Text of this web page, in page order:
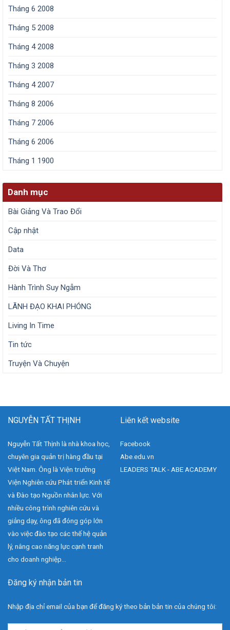
Tháng 6 2008
Tháng 5 2008
Tháng 4 2008
Tháng 3 2008
Tháng 4 2007
Tháng 8 2006
Tháng 7 2006
Tháng 6 2006
Tháng 1 1900
Danh mục
Bài Giảng Và Trao Đổi
Cập nhật
Data
Đời Và Thơ
Hành Trình Suy Ngẫm
LÃNH ĐẠO KHAI PHÓNG
Living In Time
Tin tức
Truyện Và Chuyện
NGUYỄN TẤT THỊNH
Nguyễn Tất Thịnh là nhà khoa học,
chuyên gia quản trị hàng đầu tại
Việt Nam. Ông là Viện trưởng
Viện Nghiên cứu Phát triển Kinh tế
và Đào tạo Nguồn nhân lực. Với
nhiều công trình nghiên cứu và
giảng dạy, ông đã đóng góp lớn
vào việc đào tạo các thế hệ quản
lý, nâng cao năng lực cạnh tranh
cho doanh nghiệp...
Liên kết website
Facebook
Abe.edu.vn
LEADERS TALK - ABE ACADEMY
Đăng ký nhận bản tin
Nhập địa chỉ email của bạn để đăng ký theo bản bản tin của chúng tôi: